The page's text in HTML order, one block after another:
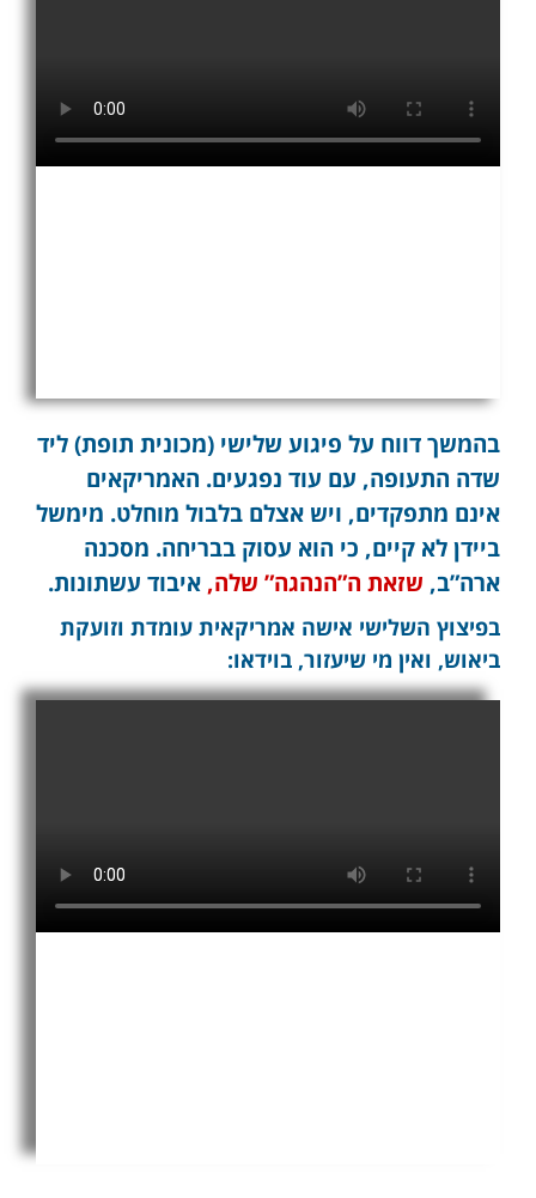
בהמשך דווח על פיגוע שלישי (מכונית תופת) ליד
שדה התעופה, עם עוד נפגעים. האמריקאים
אינם מתפקדים, ויש אצלם בלבול מוחלט. מימשל
ביידן לא קיים, כי הוא עסוק בבריחה. מסכנה
ארה”ב, שזאת ה”הנהגה” שלה, איבוד עשתונות.
בפיצוץ השלישי אישה אמריקאית עומדת וזועקת
ביאוש, ואין מי שיעזור, בוידאו: